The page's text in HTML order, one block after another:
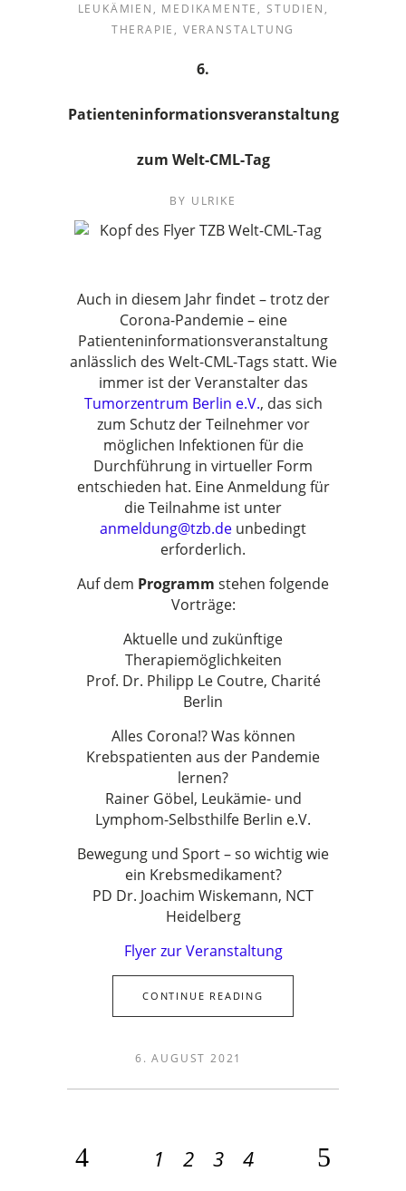
LEUKÄMIEN , MEDIKAMENTE , STUDIEN ,
THERAPIE , VERANSTALTUNG
6.
Patienteninformationsveranstaltung
zum Welt-CML-Tag
BY ULRIKE
Auch in diesem Jahr findet – trotz der
Corona-Pandemie – eine
Patienteninformationsveranstaltung
anlässlich des Welt-CML-Tags statt. Wie
immer ist der Veranstalter das
Tumorzentrum Berlin e.V., das sich
zum Schutz der Teilnehmer vor
möglichen Infektionen für die
Durchführung in virtueller Form
entschieden hat. Eine Anmeldung für
die Teilnahme ist unter
anmeldung@tzb.de unbedingt
erforderlich.
Auf dem Programm stehen folgende
Vorträge:
Aktuelle und zukünftige
Therapiemöglichkeiten
Prof. Dr. Philipp Le Coutre, Charité
Berlin
Alles Corona!? Was können
Krebspatienten aus der Pandemie
lernen?
Rainer Göbel, Leukämie- und
Lymphom-Selbsthilfe Berlin e.V.
Bewegung und Sport – so wichtig wie
ein Krebsmedikament?
PD Dr. Joachim Wiskemann, NCT
Heidelberg
Flyer zur Veranstaltung
CONTINUE READING
6. AUGUST 2021
1 2 3 4